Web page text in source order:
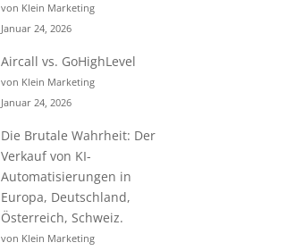
von Klein Marketing
Januar 24, 2026
Aircall vs. GoHighLevel
von Klein Marketing
Januar 24, 2026
Die Brutale Wahrheit: Der
Verkauf von KI-
Automatisierungen in
Europa, Deutschland,
Österreich, Schweiz.
von Klein Marketing